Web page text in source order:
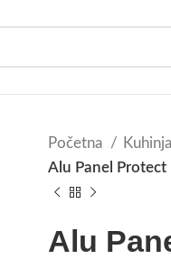
Početna Kuhinja
Alu Panel Protect
Alu